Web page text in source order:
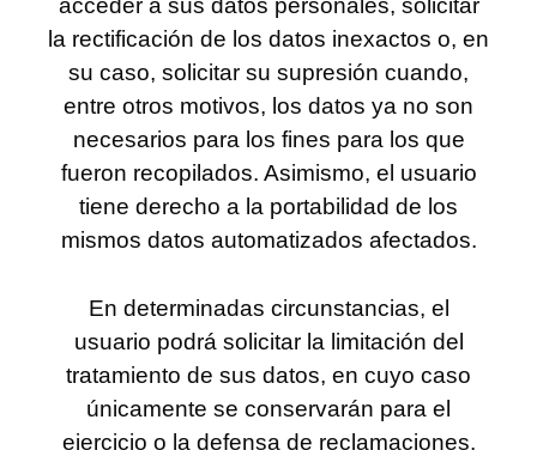
acceder a sus datos personales, solicitar
la rectificación de los datos inexactos o, en
su caso, solicitar su supresión cuando,
entre otros motivos, los datos ya no son
necesarios para los fines para los que
fueron recopilados. Asimismo, el usuario
tiene derecho a la portabilidad de los
mismos datos automatizados afectados.
En determinadas circunstancias, el
usuario podrá solicitar la limitación del
tratamiento de sus datos, en cuyo caso
únicamente se conservarán para el
ejercicio o la defensa de reclamaciones.